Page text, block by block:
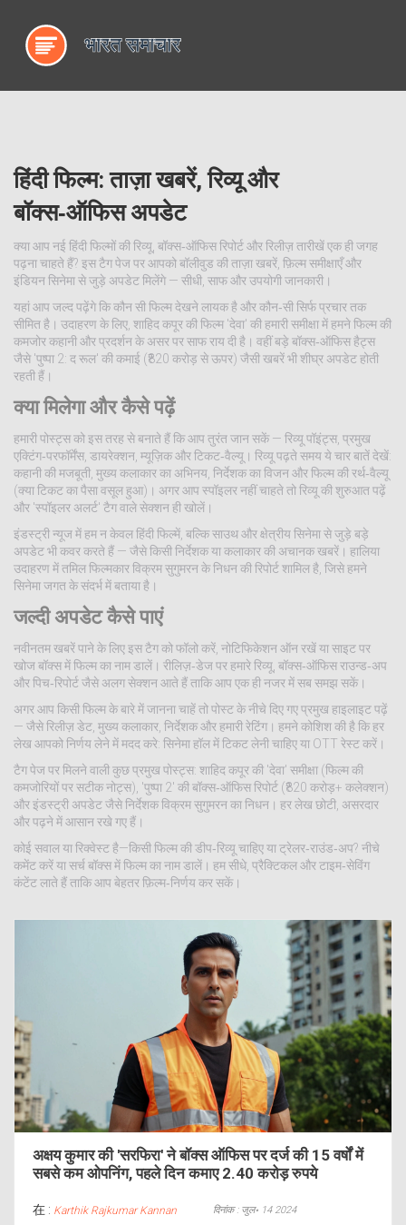
हिंदी फिल्म: ताज़ा खबरें, रिव्यू और
बॉक्स‑ऑफिस अपडेट
क्या आप नई हिंदी फिल्मों की रिव्यू, बॉक्स‑ऑफिस रिपोर्ट और रिलीज़ तारीखें एक ही जगह
पढ़ना चाहते हैं? इस टैग पेज पर आपको बॉलीवुड की ताज़ा खबरें, फ़िल्म समीक्षाएँ और
इंडियन सिनेमा से जुड़े अपडेट मिलेंगे — सीधी, साफ और उपयोगी जानकारी।
यहां आप जल्द पढ़ेंगे कि कौन सी फिल्म देखने लायक है और कौन‑सी सिर्फ प्रचार तक
सीमित है। उदाहरण के लिए, शाहिद कपूर की फिल्म 'देवा' की हमारी समीक्षा में हमने फिल्म की
कमजोर कहानी और प्रदर्शन के असर पर साफ राय दी है। वहीं बड़े बॉक्स‑ऑफिस हैट्स
जैसे 'पुष्पा 2: द रूल' की कमाई (₹820 करोड़ से ऊपर) जैसी खबरें भी शीघ्र अपडेट होती
रहती हैं।
क्या मिलेगा और कैसे पढ़ें
हमारी पोस्ट्स को इस तरह से बनाते हैं कि आप तुरंत जान सकें — रिव्यू पॉइंट्स, प्रमुख
एक्टिंग‑परफॉर्मेंस, डायरेक्शन, म्यूज़िक और टिकट‑वैल्यू। रिव्यू पढ़ते समय ये चार बातें देखें:
कहानी की मजबूती, मुख्य कलाकार का अभिनय, निर्देशक का विजन और फिल्म की रर्थ‑वैल्यू
(क्या टिकट का पैसा वसूल हुआ)। अगर आप स्पॉइलर नहीं चाहते तो रिव्यू की शुरुआत पढ़ें
और 'स्पॉइलर अलर्ट' टैग वाले सेक्शन ही खोलें।
इंडस्ट्री न्यूज में हम न केवल हिंदी फिल्में, बल्कि साउथ और क्षेत्रीय सिनेमा से जुड़े बड़े
अपडेट भी कवर करते हैं — जैसे किसी निर्देशक या कलाकार की अचानक खबरें। हालिया
उदाहरण में तमिल फिल्मकार विक्रम सुगुमरन के निधन की रिपोर्ट शामिल है, जिसे हमने
सिनेमा जगत के संदर्भ में बताया है।
जल्दी अपडेट कैसे पाएं
नवीनतम खबरें पाने के लिए इस टैग को फॉलो करें, नोटिफिकेशन ऑन रखें या साइट पर
खोज बॉक्स में फिल्म का नाम डालें। रीलिज़‑डेज पर हमारे रिव्यू, बॉक्स‑ऑफिस राउन्ड‑अप
और पिच‑रिपोर्ट जैसे अलग सेक्शन आते हैं ताकि आप एक ही नजर में सब समझ सकें।
अगर आप किसी फिल्म के बारे में जानना चाहें तो पोस्ट के नीचे दिए गए प्रमुख हाइलाइट पढ़ें
— जैसे रिलीज़ डेट, मुख्य कलाकार, निर्देशक और हमारी रेटिंग। हमने कोशिश की है कि हर
लेख आपको निर्णय लेने में मदद करे: सिनेमा हॉल में टिकट लेनी चाहिए या OTT रेस्ट करें।
टैग पेज पर मिलने वाली कुछ प्रमुख पोस्ट्स: शाहिद कपूर की 'देवा' समीक्षा (फिल्म की
कमजोरियों पर सटीक नोट्स), 'पुष्पा 2' की बॉक्स‑ऑफिस रिपोर्ट (₹820 करोड़+ कलेक्शन)
और इंडस्ट्री अपडेट जैसे निर्देशक विक्रम सुगुमरन का निधन। हर लेख छोटी, असरदार
और पढ़ने में आसान रखे गए हैं।
कोई सवाल या रिक्वेस्ट है—किसी फिल्म की डीप‑रिव्यू चाहिए या ट्रेलर‑राउंड‑अप? नीचे
कमेंट करें या सर्च बॉक्स में फिल्म का नाम डालें। हम सीधे, प्रैक्टिकल और टाइम‑सेविंग
कंटेंट लाते हैं ताकि आप बेहतर फ़िल्म‑निर्णय कर सकें।
अक्षय कुमार की 'सरफिरा' ने बॉक्स ऑफिस पर दर्ज की 15 वर्षों में
सबसे कम ओपनिंग, पहले दिन कमाए 2.40 करोड़ रुपये
在 : Karthik Rajkumar Kannan दिनांक : जुल॰ 14 2024